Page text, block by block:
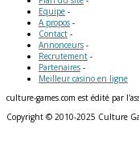
Equipe -
A propos -
Contact -
Annonceurs -
Recrutement -
Partenaires -
Meilleur casino en ligne
culture-games.com est édité par
Copyright © 2010-2025 Culture